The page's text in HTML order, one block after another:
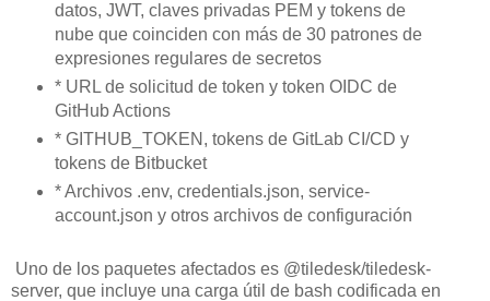
datos, JWT, claves privadas PEM y tokens de
nube que coinciden con más de 30 patrones de
expresiones regulares de secretos
* URL de solicitud de token y token OIDC de
GitHub Actions
* GITHUB_TOKEN, tokens de GitLab CI/CD y
tokens de Bitbucket
* Archivos .env, credentials.json, service-
account.json y otros archivos de configuración
Uno de los paquetes afectados es @tiledesk/tiledesk-
server, que incluye una carga útil de bash codificada en